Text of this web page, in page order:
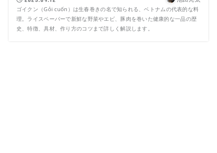
ゴイクン（Gỏi cuốn）は生春巻きの名で知られる、ベトナムの代表的な料
理。ライスペーパーで新鮮な野菜やエビ、豚肉を巻いた健康的な一品の歴
史、特徴、具材、作り方のコツまで詳しく解説します。